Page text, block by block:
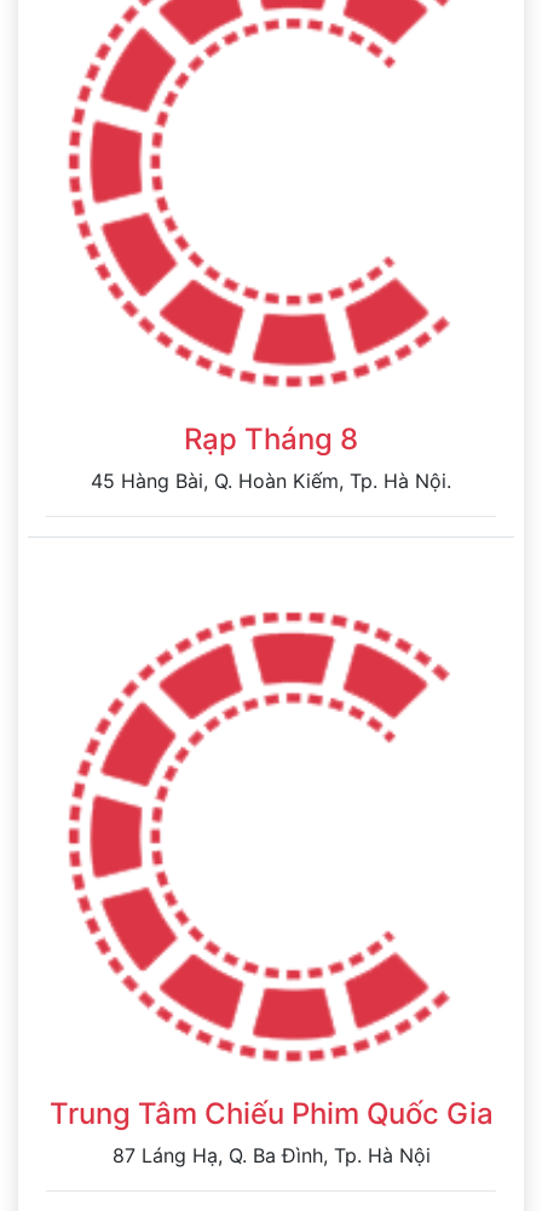
Rạp Tháng 8
45 Hàng Bài, Q. Hoàn Kiếm, Tp. Hà Nội.
Trung Tâm Chiếu Phim Quốc Gia
87 Láng Hạ, Q. Ba Đình, Tp. Hà Nội